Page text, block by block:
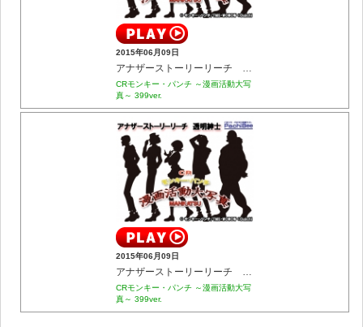
2015年06月09日
アナザーストーリーリーチ アウト･サイダー
CRモンキー・パンチ ～漫画活動大写
真～ 399ver.
2015年06月09日
アナザーストーリーリーチ 透明紳士
CRモンキー・パンチ ～漫画活動大写
真～ 399ver.